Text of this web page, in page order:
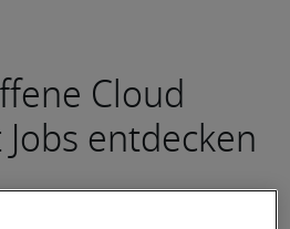
Cloud
entdecken